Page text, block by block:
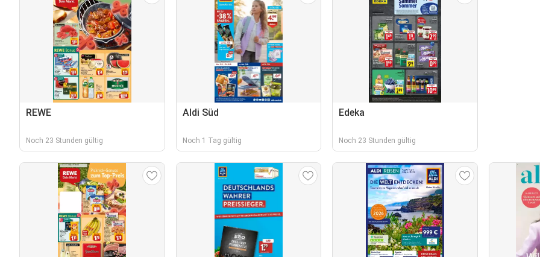
REWE
Noch 23 Stunden gültig
Aldi Süd
Noch 1 Tag gültig
Edeka
Noch 23 Stunden gültig